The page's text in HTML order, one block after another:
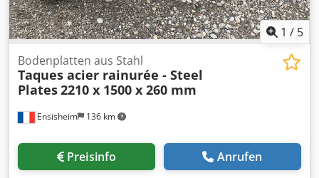
technischen Daten sowie Irrtümer in der Beschreibung des
Artikels können passieren und bleiben vorbehalten.
1 / 5
Ensisheim 136 km
Bodenplatten aus Stahl
Taques acier rainurée - Steel
Plates2210 x 1500 x 260 mm
Preisinfo Anrufen